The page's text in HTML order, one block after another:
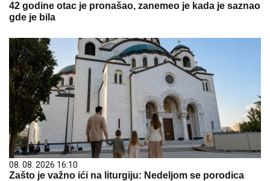
42 godine otac je pronašao, zanemeo je kada je saznao
gde je bila
08. 08. 2026 16:10
Zašto je važno ići na liturgiju: Nedeljom se porodica